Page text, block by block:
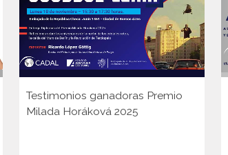
Testimonios ganadoras Premio
Milada Horáková 2025